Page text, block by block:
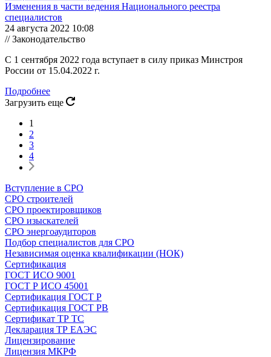
Изменения в части ведения Национального реестра
специалистов
24 августа 2022 10:08
// Законодательство
С 1 сентября 2022 года вступает в силу приказ Минстроя
России от 15.04.2022 г.
Подробнее
Загрузить еще
1
2
3
4
Вступление в СРО
СРО строителей
СРО проектировщиков
СРО изыскателей
СРО энергоаудиторов
Подбор специалистов для СРО
Независимая оценка квалификации (НОК)
Сертификация
ГОСТ ИСО 9001
ГОСТ Р ИСО 45001
Сертификация ГОСТ Р
Сертификация ГОСТ РВ
Сертификат ТР ТС
Декларация ТР ЕАЭС
Лицензирование
Лицензия МКРФ